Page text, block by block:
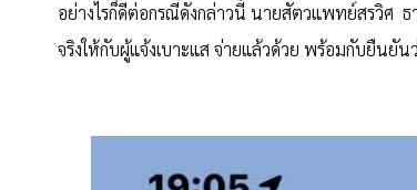
อย่างไรก็ดีต่อกรณีดังกล่าวนี้ นายสัตวแพทย์สรวิศ ธ
จริงให้กับผู้แจ้งเบาะแส จ่ายแล้วด้วย พร้อมกับยืนยัน